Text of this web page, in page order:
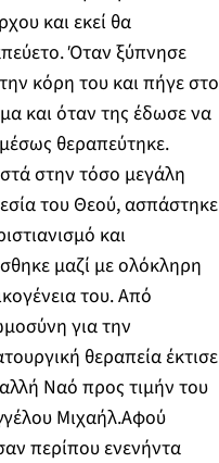
και εκεί θα
Όταν ξύπνησε
κόρη του και πήγε στο
και όταν της έδωσε να
θεραπεύτηκε.
στην τόσο μεγάλη
του Θεού, ασπάστηκε
και
μαζί με ολόκληρη
του. Από
για την
θεραπεία έκτισε
Ναό προς τιμήν του
Μιχαήλ.Αφού
περίπου ενενήντα